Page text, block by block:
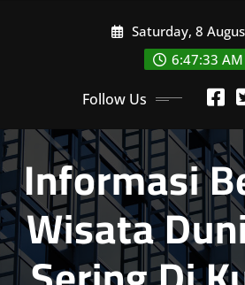
Saturday, 8
6:47:33 AM
Follow Us
Informasi
Wisata